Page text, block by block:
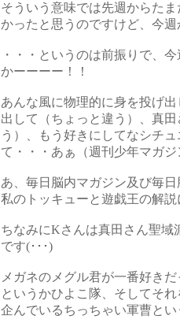
そういう意味では先週からた
かったと思うのですけど、今
・・・というのは前振りで、
かーーーー！！
あんな風に物理的に身を投げ
出して（ちょっと違う）、真
う）、もう好きにしてなシチ
て・・・あぁ（週刊少年マガ
あ、毎日脳内マガジン及び毎
私のトッキューと遊戯王の解
ちなみにKさんは真田さん聖域
です(･･･)
メガネのメグル君が一番好き
というかひよこ隊、そしてそ
企んでいるちっちゃい軍曹と